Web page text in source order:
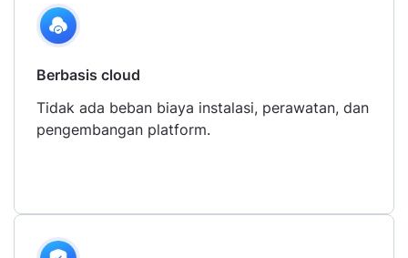
Berbasis cloud
Tidak ada beban biaya instalasi, perawatan, dan
pengembangan platform.